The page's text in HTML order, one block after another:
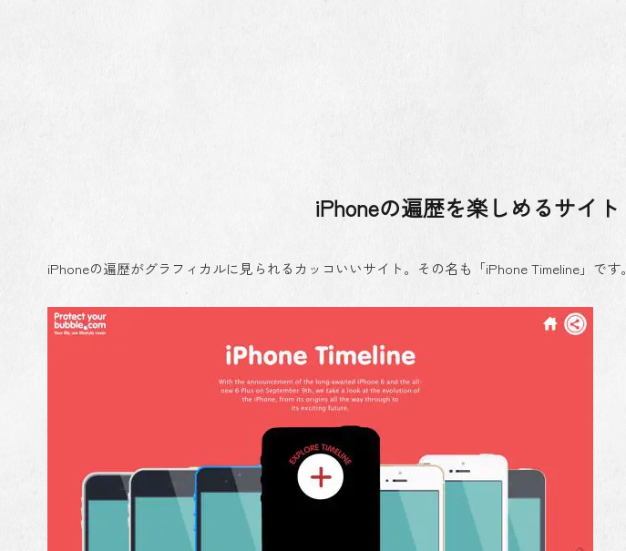
iPhoneの遍歴を楽しめるサイト
iPhoneの遍歴がグラフィカルに見られるカッコいいサイト。その名も「iPhone Timeline」です。